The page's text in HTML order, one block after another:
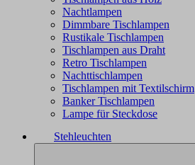
Nachtlampen
Dimmbare Tischlampen
Rustikale Tischlampen
Tischlampen aus Draht
Retro Tischlampen
Nachttischlampen
Tischlampen mit Textilschirm
Banker Tischlampen
Lampe für Steckdose
Stehleuchten